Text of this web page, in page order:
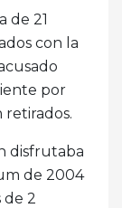
de 21
con la
por
retirados.
disfrutaba
de 2004
de 2